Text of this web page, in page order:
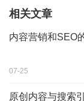
相关文章
内容营销和SEO
07-25
原创内容与搜索